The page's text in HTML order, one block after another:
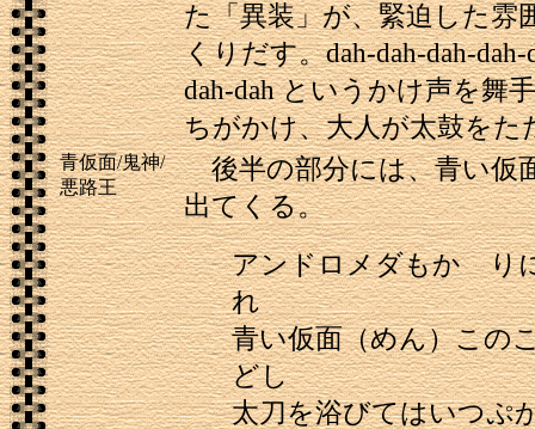
た「異装」が、緊迫した雰
くりだす。dah-dah-dah-dah-
dah-dah というかけ声を舞
ちがかけ、大人が太鼓をた
青仮面/鬼神/
悪路王
後半の部分には、青い仮
出てくる。
アンドロメダもかゞり
れ
青い仮面（めん）この
どし
太刀を浴びてはいつぷ